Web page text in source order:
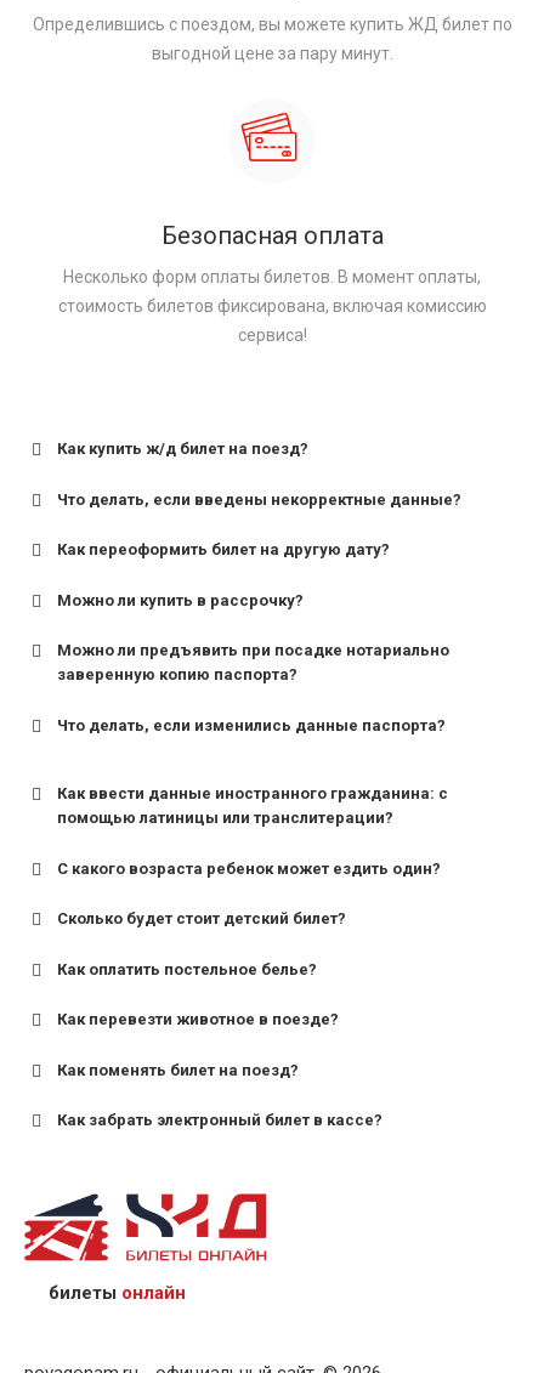
Определившись с поездом, вы можете купить ЖД билет по
выгодной цене за пару минут.
Безопасная оплата
Несколько форм оплаты билетов. В момент оплаты,
стоимость билетов фиксирована, включая комиссию
сервиса!
Как купить ж/д билет на поезд?
Что делать, если введены некорректные данные?
Как переоформить билет на другую дату?
Можно ли купить в рассрочку?
Можно ли предъявить при посадке нотариально
заверенную копию паспорта?
Что делать, если изменились данные паспорта?
Как ввести данные иностранного гражданина: с
помощью латиницы или транслитерации?
С какого возраста ребенок может ездить один?
для поездов дальнего следования — от 10 лет и
для пригородных поездов — от 7 лет.
Сколько будет стоит детский билет?
Как оплатить постельное белье?
Как перевезти животное в поезде?
Как поменять билет на поезд?
Как забрать электронный билет в кассе?
назвав кассиру 14-значный номер заказа;
предъявив удостоверение личности пассажира, на
кого оформлен билет.
билеты онлайн